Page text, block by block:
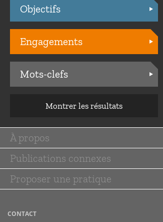
Practices
Objectifs
Engagements
Mots-clefs
Montrer les résultats
Main
navigation
À propos
Publications connexes
Proposer une pratique
CONTACT